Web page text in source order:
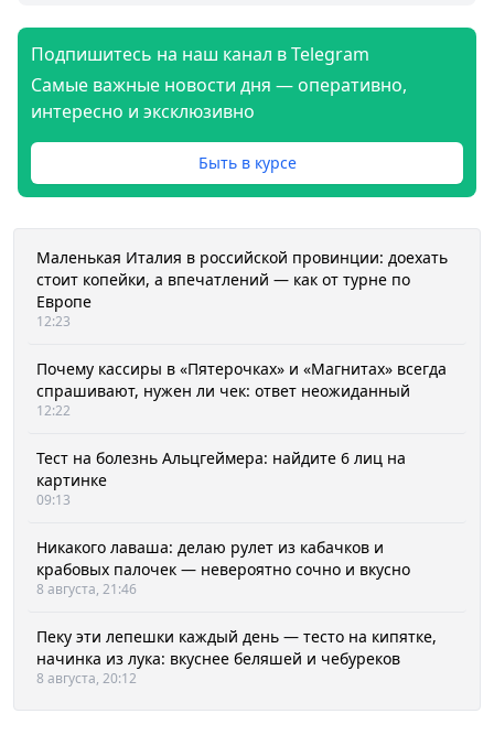
Подпишитесь на наш канал в Telegram
Самые важные новости дня — оперативно,
интересно и эксклюзивно
Быть в курсе
Маленькая Италия в российской провинции: доехать
стоит копейки, а впечатлений — как от турне по
Европе
12:23
Почему кассиры в «Пятерочках» и «Магнитах» всегда
спрашивают, нужен ли чек: ответ неожиданный
12:22
Тест на болезнь Альцгеймера: найдите 6 лиц на
картинке
09:13
Никакого лаваша: делаю рулет из кабачков и
крабовых палочек — невероятно сочно и вкусно
8 августа, 21:46
Пеку эти лепешки каждый день — тесто на кипятке,
начинка из лука: вкуснее беляшей и чебуреков
8 августа, 20:12